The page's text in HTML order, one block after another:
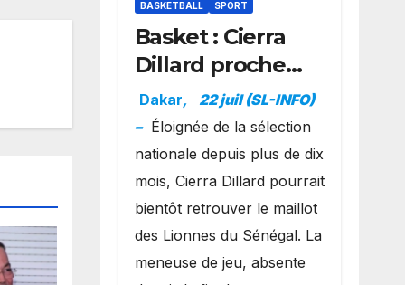
BASKETBALL SPORT
Basket : Cierra
Dillard proche
d’un grand
retour avec les
Lionnes ?
Dakar,
22 juil (SL-INFO)
– Éloignée de la sélection
nationale depuis plus de dix
mois, Cierra Dillard pourrait
bientôt retrouver le maillot
des Lionnes du Sénégal. La
meneuse de jeu, absente